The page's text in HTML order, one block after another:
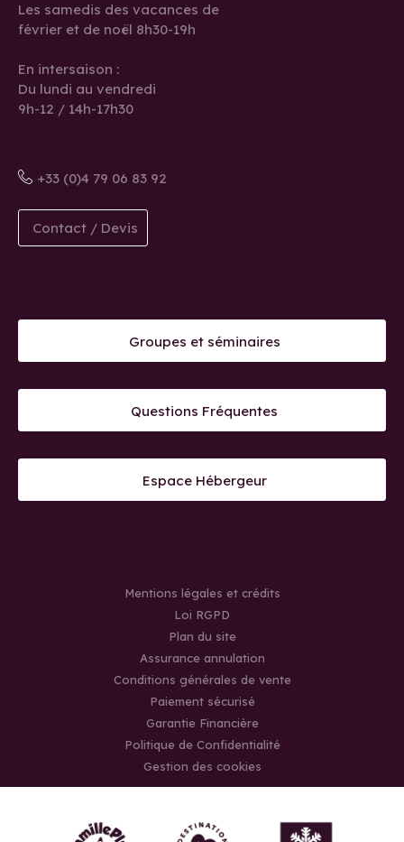
Les samedis des vacances de
février et de noël 8h30-19h
En intersaison :
Du lundi au vendredi
9h-12 / 14h-17h30
+33 (0)4 79 06 83 92
Contact / Devis
Groupes et séminaires
Questions Fréquentes
Espace Hébergeur
Mentions légales et crédits
Loi RGPD
Plan du site
Assurance annulation
Conditions générales de vente
Paiement sécurisé
Garantie Financière
Politique de Confidentialité
Gestion des cookies